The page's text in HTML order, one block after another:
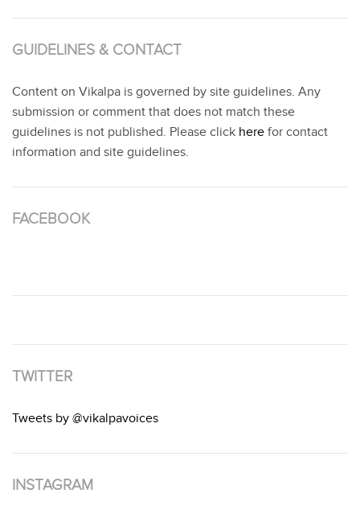
GUIDELINES & CONTACT
Content on Vikalpa is governed by site guidelines. Any
submission or comment that does not match these
guidelines is not published. Please click here for contact
information and site guidelines.
FACEBOOK
TWITTER
Tweets by @vikalpavoices
INSTAGRAM